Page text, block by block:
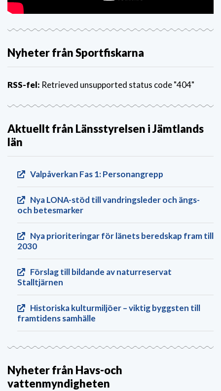
Nyheter från Sportfiskarna
RSS-fel: Retrieved unsupported status code "404"
Aktuellt från Länsstyrelsen i Jämtlands
län
Valpåverkan Fas 1: Personangrepp
Nya LONA-stöd till vandringsleder och ängs-
och betesmarker
Nya prioriteringar för länets beredskap fram till
2030
Förslag till bildande av naturreservat
Stalltjärnen
Historiska kulturmiljöer – viktig byggsten till
framtidens samhälle
Nyheter från Havs-och
vattenmyndigheten